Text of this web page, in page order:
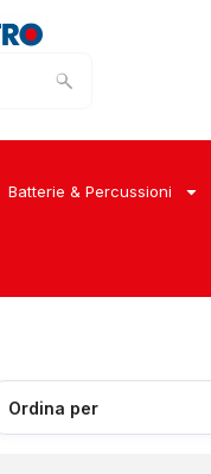
Batterie & Percussioni